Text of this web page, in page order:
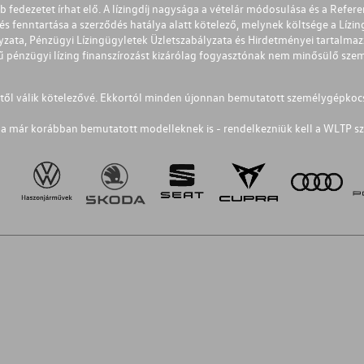
írhat elő. A lízingdíj nagysága a vételár módosulása és a
fenntartása a szerződés hatálya alatt kötelező, melynek költsége a
Pénzügyi Lízingügyletek Üzletszabályzata és Hirdetményei
lízing finanszírozást kizárólag fogyasztónak nem minősülő
válik kötelezővé. Ekkortól minden újonnan bemutatott
korábban bemutatott modelleknek is - rendelkezniük kell a WLTP